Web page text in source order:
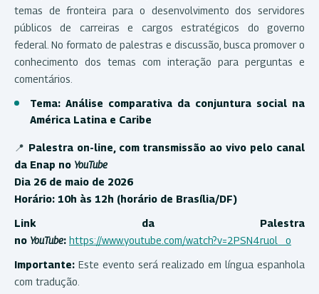
temas de fronteira para o desenvolvimento dos servidores
públicos de carreiras e cargos estratégicos do governo
federal. No formato de palestras e discussão, busca promover o
conhecimento dos temas com interação para perguntas e
comentários.
Tema: Análise comparativa da conjuntura social na
América Latina e Caribe
📍 Palestra on-line, com transmissão ao vivo pelo canal
da Enap no YouTube
Dia 26 de maio de 2026
Horário: 10h às 12h (horário de Brasília/DF)
Link da Palestra
no YouTube: https://www.youtube.com/watch?v=2PSN4ruol_o
Importante: Este evento será realizado em língua espanhola
com tradução.